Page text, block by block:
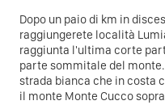
Dopo un paio di km in
raggiungerete località
raggiunta l'ultima corte
parte sommitale del
strada bianca che in costa
il monte Monte Cucco